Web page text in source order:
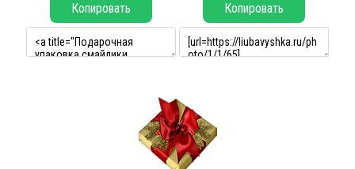
Копировать Копировать